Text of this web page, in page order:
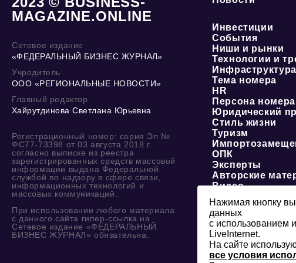
MAGAZINE.ONLINE
Сетевое издание
«ФЕДЕРАЛЬНЫЙ БИЗНЕС ЖУРНАЛ»
Учредитель
ООО «РЕГИОНАЛЬНЫЕ НОВОСТИ»
Главный редактор
Хайрутдинова Светлана Юрьевна
Регистрационный номер: серия Эл №
ФС77-73398 от 03 августа 2018 г.
согласно выписке из реестра
зарегистрированных средств массовой
информации выдана Федеральной
службой по надзору в сфере связи,
информационных технологий и
массовых коммуникаций.
При использовании любого материала
с данного сайта гипер-ссылка на
Сетевое издание «ФЕДЕРАЛЬНЫЙ
БИЗНЕС ЖУРНАЛ» обязательна.
Инвестиции
События
Ниши и рынки
Технологии и
Тема номера
HR
Персона номера
Юридический
Стиль жизни
Туризм
ОПК
Эксперты
Авторские
Видео
Нажимая кнопку вы
данных
с использованием
LiveInternet.
На сайте
все условия